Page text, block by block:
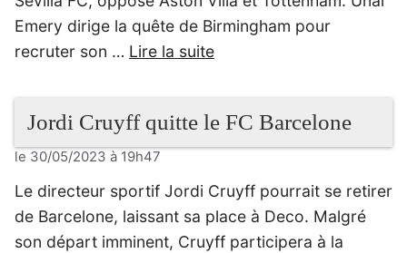
Emery dirige la quête de Birmingham pour
recruter son … Lire la suite
Jordi Cruyff quitte le FC Barcelone
le 30/05/2023 à 19h47
Le directeur sportif Jordi Cruyff pourrait se retirer
de Barcelone, laissant sa place à Deco. Malgré
son départ imminent, Cruyff participera à la